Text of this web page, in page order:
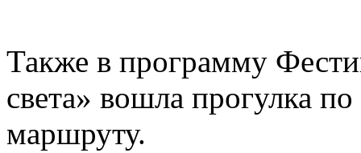
Также в программу
света» вошла прогулка
маршруту.